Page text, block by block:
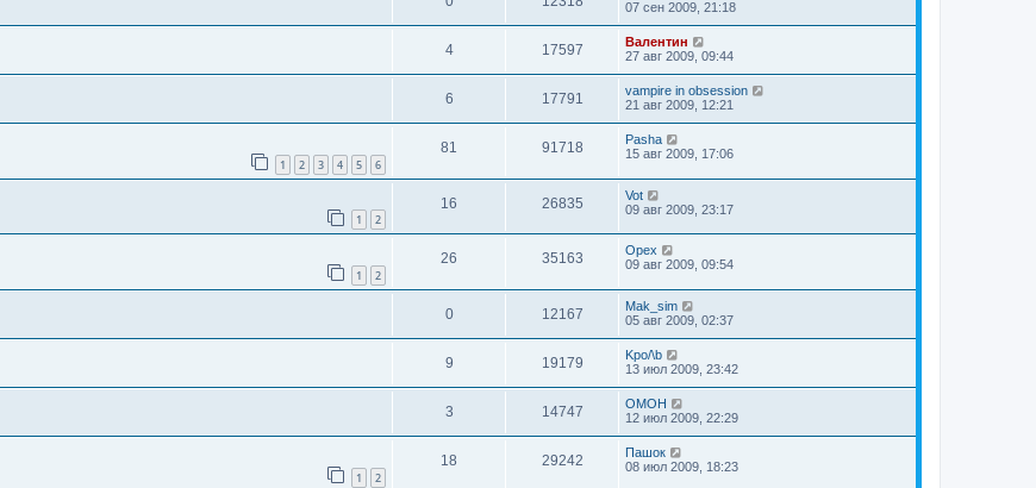
07 сен 2009, 21:18
4 17597
Валентин
27 авг 2009, 09:44
6 17791
vampire in obsession
21 авг 2009, 12:21
1 2 3 4 5 6
81 91718
Pasha
15 авг 2009, 17:06
1 2
16 26835
Vot
09 авг 2009, 23:17
1 2
26 35163
Орех
09 авг 2009, 09:54
0 12167
Mak_sim
05 авг 2009, 02:37
9 19179
Kpo/\b
13 июл 2009, 23:42
3 14747
OMOH
12 июл 2009, 22:29
1 2
18 29242
Пашок
08 июл 2009, 18:23